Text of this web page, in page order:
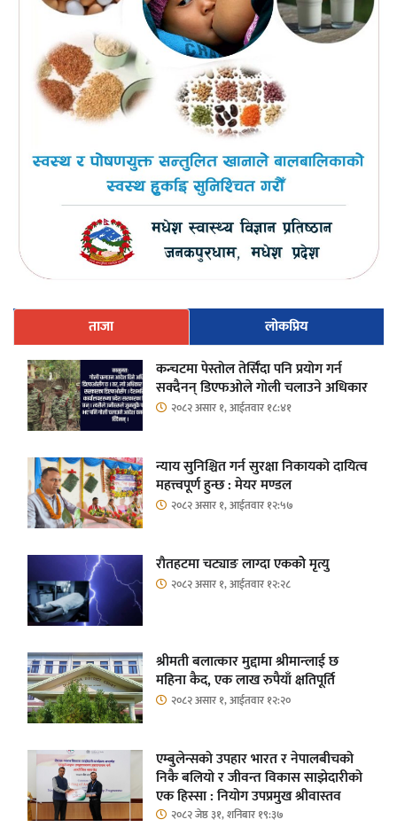
ताजा
लोकप्रिय
कन्चटमा पेस्तोल तेर्सिँदा पनि प्रयोग गर्न
सक्दैनन् डिएफओले गोली चलाउने अधिकार
२०८२ असार १, आईतवार १८:४१
न्याय सुनिश्चित गर्न सुरक्षा निकायको दायित्व
महत्त्वपूर्ण हुन्छ : मेयर मण्डल
२०८२ असार १, आईतवार १२:५७
रौतहटमा चट्याङ लाग्दा एककोे मृत्यु
२०८२ असार १, आईतवार १२:२८
श्रीमती बलात्कार मुद्दामा श्रीमान्लाई छ
महिना कैद, एक लाख रुपैयाँ क्षतिपूर्ति
२०८२ असार १, आईतवार १२:२०
एम्बुलेन्सको उपहार भारत र नेपालबीचको
निकै बलियो र जीवन्त विकास साझेदारीको
एक हिस्सा : नियोग उपप्रमुख श्रीवास्तव
२०८२ जेष्ठ ३१, शनिबार १९:३७